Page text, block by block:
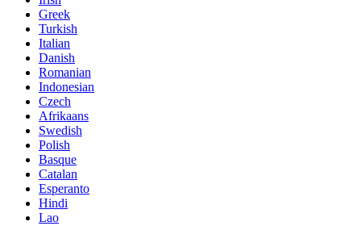
Greek
Turkish
Italian
Danish
Romanian
Indonesian
Czech
Afrikaans
Swedish
Polish
Basque
Catalan
Esperanto
Hindi
Lao